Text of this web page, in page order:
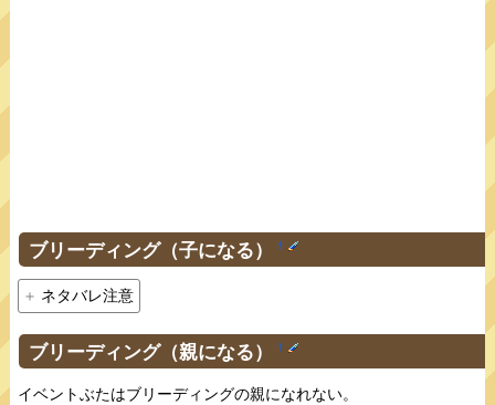
ブリーディング（子になる） †
ネタバレ注意
ブリーディング（親になる） †
イベントぶたはブリーディングの親になれない。